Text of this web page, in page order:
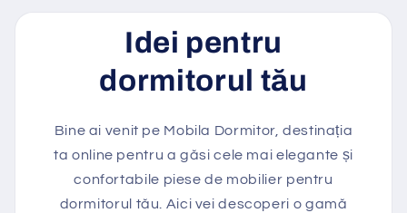
Idei pentru
dormitorul tău
Bine ai venit pe Mobila Dormitor, destinația
ta online pentru a găsi cele mai elegante și
confortabile piese de mobilier pentru
dormitorul tău. Aici vei descoperi o gamă